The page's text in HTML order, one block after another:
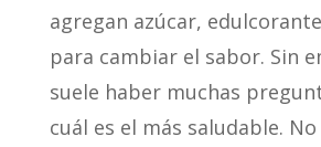
agregan azúcar,
para cambiar el sabor. Sin
suele haber muchas
cuál es el más saludable.